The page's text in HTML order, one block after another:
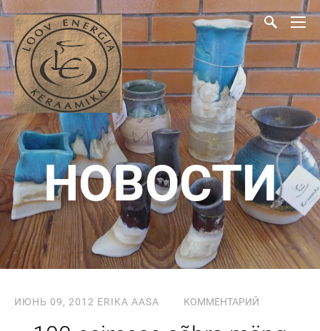
НОВОСТИ
ИЮНЬ 09, 2012 ERIKA AASA КОММЕНТАРИЙ